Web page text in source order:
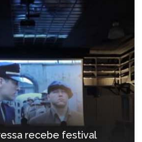
recebe festival